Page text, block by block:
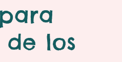
de los